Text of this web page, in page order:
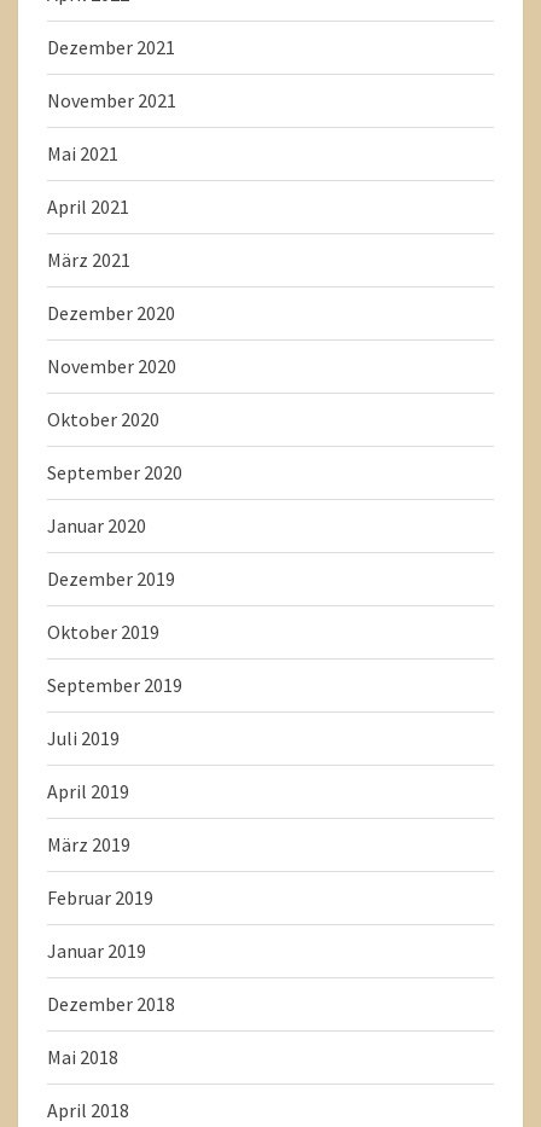
Dezember 2021
November 2021
Mai 2021
April 2021
März 2021
Dezember 2020
November 2020
Oktober 2020
September 2020
Januar 2020
Dezember 2019
Oktober 2019
September 2019
Juli 2019
April 2019
März 2019
Februar 2019
Januar 2019
Dezember 2018
Mai 2018
April 2018